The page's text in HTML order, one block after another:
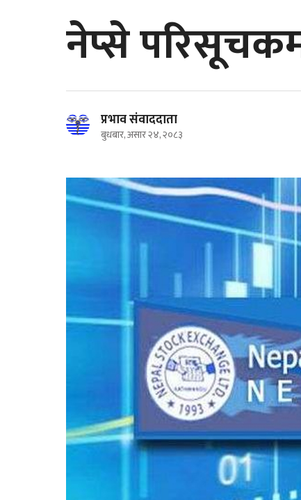
नेप्से
प्रभाव संवाददाता
बुधबार, असार २४, २०८३